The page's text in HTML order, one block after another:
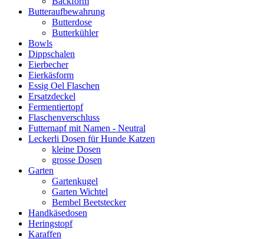
Butteraufbewahrung
Butterdose
Butterkühler
Bowls
Dippschalen
Eierbecher
Eierkäsform
Essig Oel Flaschen
Ersatzdeckel
Fermentiertopf
Flaschenverschluss
Futternapf mit Namen - Neutral
Leckerli Dosen für Hunde Katzen
kleine Dosen
grosse Dosen
Garten
Gartenkugel
Garten Wichtel
Bembel Beetstecker
Handkäsedosen
Heringstopf
Karaffen